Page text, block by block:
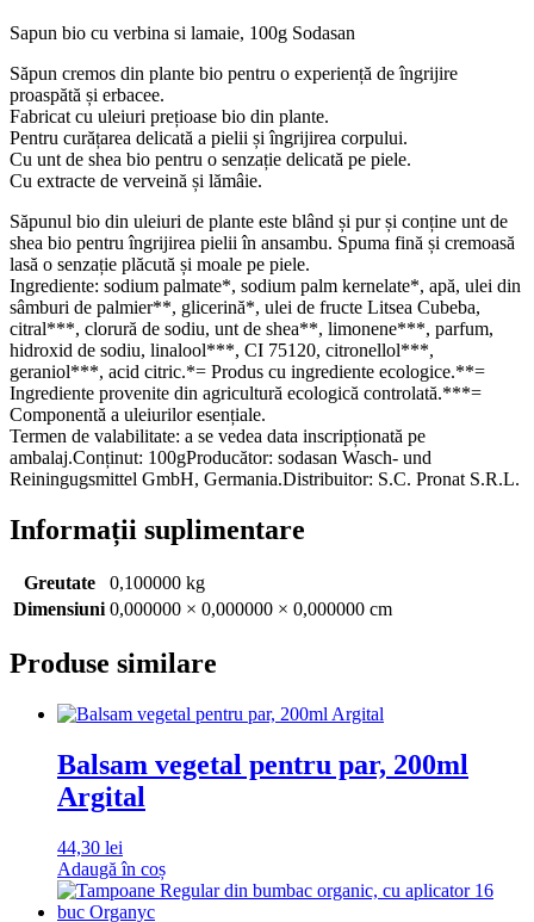
Sapun bio cu verbina si lamaie, 100g Sodasan
Săpun cremos din plante bio pentru o experiență de îngrijire
proaspătă și erbacee.
Fabricat cu uleiuri prețioase bio din plante.
Pentru curățarea delicată a pielii și îngrijirea corpului.
Cu unt de shea bio pentru o senzație delicată pe piele.
Cu extracte de verveină și lămâie.
Săpunul bio din uleiuri de plante este blând și pur și conține unt de
shea bio pentru îngrijirea pielii în ansambu. Spuma fină și cremoasă
lasă o senzație plăcută și moale pe piele.
Ingrediente: sodium palmate*, sodium palm kernelate*, apă, ulei din
sâmburi de palmier**, glicerină*, ulei de fructe Litsea Cubeba,
citral***, clorură de sodiu, unt de shea**, limonene***, parfum,
hidroxid de sodiu, linalool***, CI 75120, citronellol***,
geraniol***, acid citric.*= Produs cu ingrediente ecologice.**=
Ingrediente provenite din agricultură ecologică controlată.***=
Componentă a uleiurilor esențiale.
Termen de valabilitate: a se vedea data inscripționată pe
ambalaj.Conținut: 100gProducător: sodasan Wasch- und
Reiningugsmittel GmbH, Germania.Distribuitor: S.C. Pronat S.R.L.
Informații suplimentare
Greutate
0,100000 kg
Dimensiuni 0,000000 × 0,000000 × 0,000000 cm
Produse similare
Balsam vegetal pentru par, 200ml
Argital
44,30 lei
Adaugă în coș